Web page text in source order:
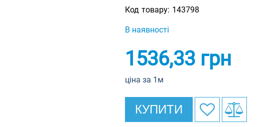
Код товару: 143798
В наявності
1536,33 грн
ціна за 1м
КУПИТИ